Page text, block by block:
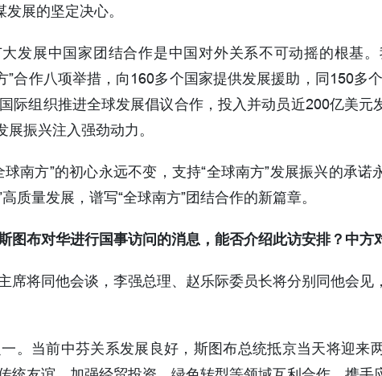
展的坚定决心。
发展中国家团结合作是中国对外关系不可动摇的根基
”合作八项举措，向160多个国家提供发展援助，同150多
际组织推进全球发展倡议合作，投入并动员近200亿美元
展振兴注入强劲动力。
南方”的初心永远不变，支持“全球南方”发展振兴的承诺
质量发展，谱写“全球南方”团结合作的新篇章。
图布对华进行国事访问的消息，能否介绍此访安排？中方
席将同他会谈，李强总理、赵乐际委员长将分别同他会见
。当前中芬关系发展良好，斯图布总统抵京当天将迎来